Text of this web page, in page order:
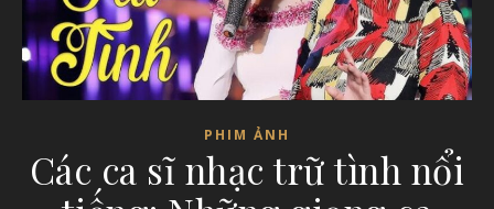
PHIM ẢNH
Các ca sĩ nhạc trữ tình nổi